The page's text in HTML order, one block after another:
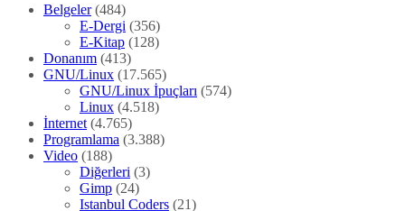
Belgeler(484)
E-Dergi (356)
E-Kitap (128)
Donanım (413)
GNU/Linux (17.565)
GNU/Linux İpuçları (574)
Linux (4.518)
İnternet (4.765)
Programlama (3.388)
Video (188)
Diğerleri (3)
Gimp (24)
Istanbul Coders (21)